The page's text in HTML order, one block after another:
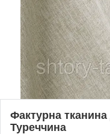
Фактурна
Туреччина